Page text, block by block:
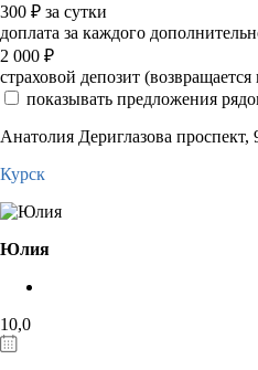
300 ₽ за сутки
доплата за каждого
2 000 ₽
страховой депозит (возвращается
показывать предложения
Анатолия Дериглазова проспект,
Курск
Юлия
10,0